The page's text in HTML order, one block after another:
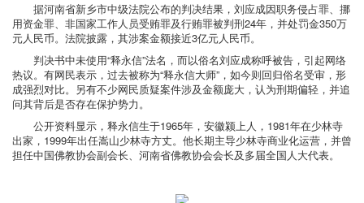
据河南省新乡市中级法院公布的判决结果，刘应成因职务侵占罪、挪
用资金罪、非国家工作人员受贿罪及行贿罪被判刑24年，并处罚金350万
元人民币。法院披露，其涉案金额接近3亿元人民币。
判决书中未使用“释永信”法名，而以俗名刘应成称呼被告，引起网络
热议。有网民表示，过去被称为“释永信大师”，如今则回归俗名受审，形
成强烈对比。另有不少网民质疑案件涉及金额庞大，认为刑期偏轻，并追
问其背后是否存在保护势力。
公开资料显示，释永信生于1965年，安徽颍上人，1981年在少林寺
出家，1999年出任嵩山少林寺方丈。他长期主导少林寺商业化运营，并曾
担任中国佛教协会副会长、河南省佛教协会会长及多届全国人大代表。